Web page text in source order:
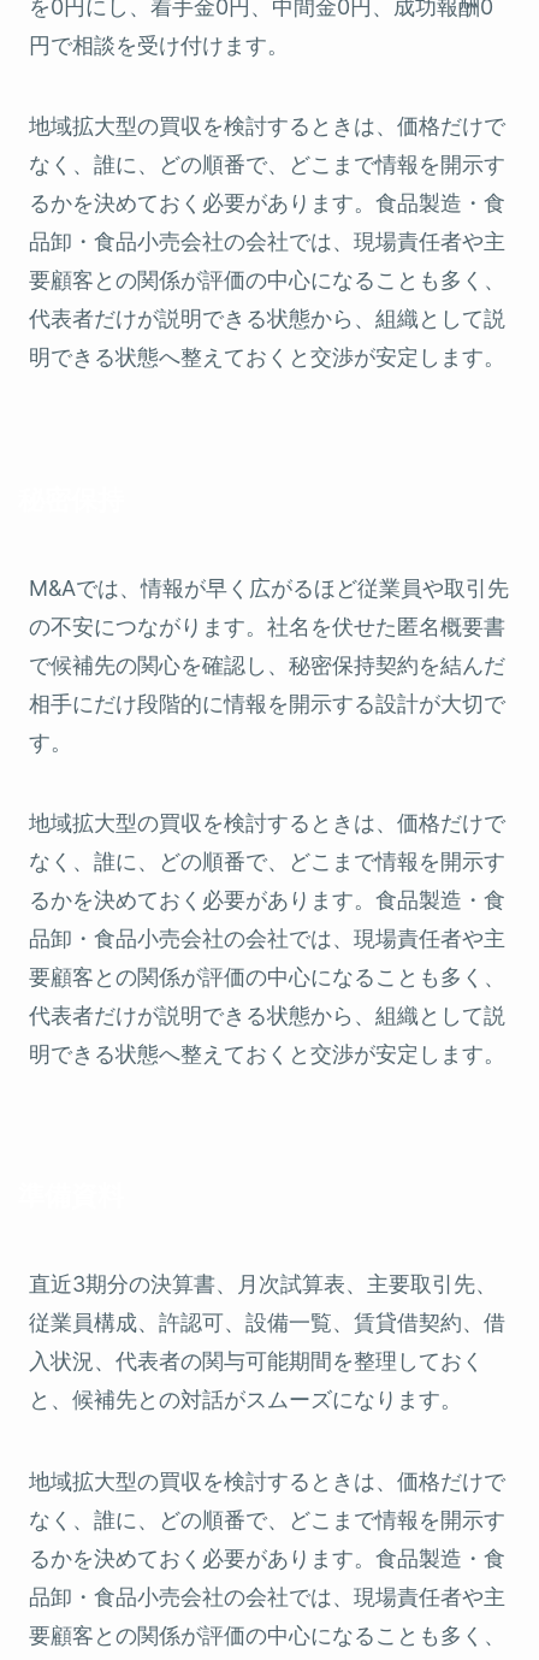
を0円にし、着手金0円、中間金0円、成功報酬0
円で相談を受け付けます。
地域拡大型の買収を検討するときは、価格だけで
なく、誰に、どの順番で、どこまで情報を開示す
るかを決めておく必要があります。食品製造・食
品卸・食品小売会社の会社では、現場責任者や主
要顧客との関係が評価の中心になることも多く、
代表者だけが説明できる状態から、組織として説
明できる状態へ整えておくと交渉が安定します。
M&Aでは、情報が早く広がるほど従業員や取引先
の不安につながります。社名を伏せた匿名概要書
で候補先の関心を確認し、秘密保持契約を結んだ
相手にだけ段階的に情報を開示する設計が大切で
す。
地域拡大型の買収を検討するときは、価格だけで
なく、誰に、どの順番で、どこまで情報を開示す
るかを決めておく必要があります。食品製造・食
品卸・食品小売会社の会社では、現場責任者や主
要顧客との関係が評価の中心になることも多く、
代表者だけが説明できる状態から、組織として説
明できる状態へ整えておくと交渉が安定します。
直近3期分の決算書、月次試算表、主要取引先、
従業員構成、許認可、設備一覧、賃貸借契約、借
入状況、代表者の関与可能期間を整理しておく
と、候補先との対話がスムーズになります。
地域拡大型の買収を検討するときは、価格だけで
なく、誰に、どの順番で、どこまで情報を開示す
るかを決めておく必要があります。食品製造・食
品卸・食品小売会社の会社では、現場責任者や主
要顧客との関係が評価の中心になることも多く、